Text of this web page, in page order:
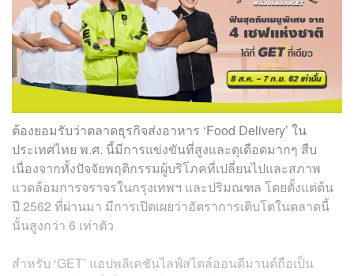
ต้องยอมรับว่าตลาดธุรกิจส่งอาหาร ‘Food Delivery’ ใน
ประเทศไทย พ.ศ. นี้มีการแข่งขันที่สูงและดุเดือดมากๆ สืบ
เนื่องจากทั้งปัจจัยพฤติกรรมผู้บริโภคที่เปลี่ยนไปและสภาพ
แวดล้อมการจราจรในกรุงเทพฯ และปริมณฑล โดยตั้งแต่ต้น
ปี 2562 ที่ผ่านมา มีการเปิดเผยว่าอัตราการเติบโตในตลาดนี้
นั้นสูงกว่า 6 เท่าตัว
สำหรับ ‘GET’ แอปพลิเคชันไลฟ์สไตล์ออนดีมานด์ถือเป็น